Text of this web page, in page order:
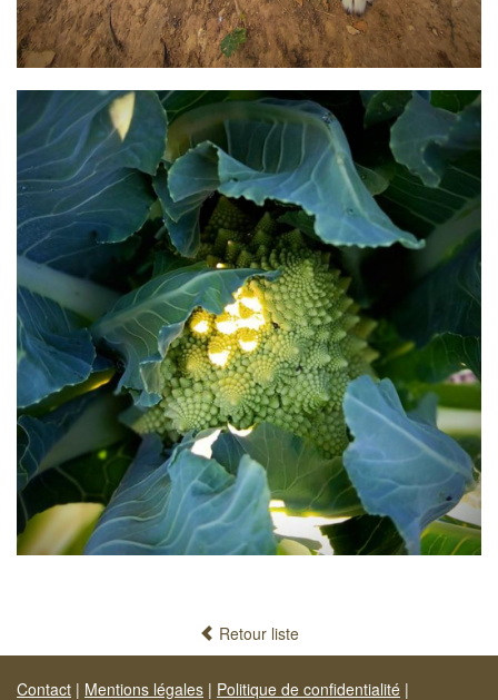
Retour liste
Contact | Mentions légales | Politique de confidentialité |